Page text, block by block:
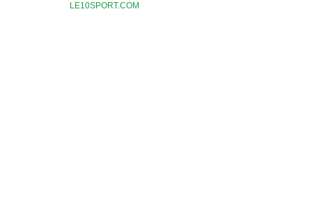
LE10SPORT.COM